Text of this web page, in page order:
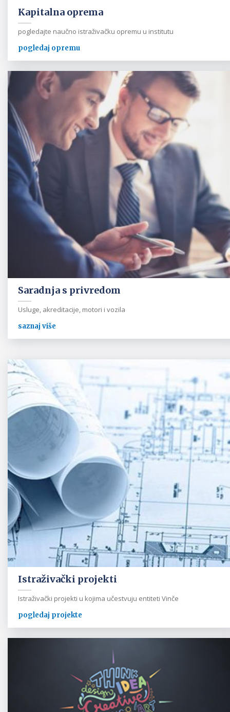
Kapitalna oprema
pogledajte naučno istraživačku opremu u institutu
pogledaj opremu
Saradnja s privredom
Usluge, akreditacije, motori i vozila
saznaj više
Istraživački projekti
Istraživački projekti u kojima učestvuju entiteti Vinče
pogledaj projekte